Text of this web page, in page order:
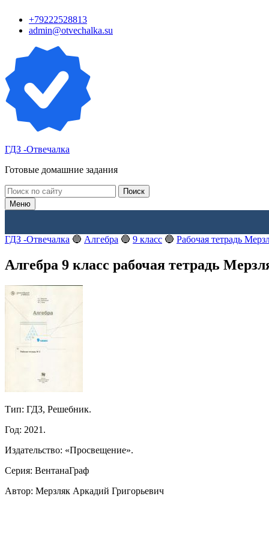
контенту
+79222528813
admin@otvechalka.su
ГДЗ -Отвечалка
Готовые домашние задания
Поиск:
Меню
ГДЗ -Отвечалка 🔵 Алгебра 🔵 9 класс 🔵 Рабочая тетрадь
Алгебра 9 класс рабочая тетрадь
Тип: ГДЗ, Решебник.
Год: 2021.
Издательство: «Просвещение».
Серия: ВентанаГраф
Автор: Мерзляк Аркадий Григорьевич